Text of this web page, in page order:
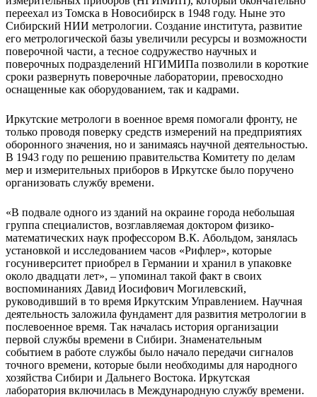
переехал из Томска в Новосибирск в 1948 году. Ныне это
Сибирский НИИ метрологии. Создание института, развитие
его метрологической базы увеличили ресурсы и возможности
поверочной части, а тесное содружество научных и
поверочных подразделений НГИМИПа позволили в короткие
сроки развернуть поверочные лаборатории, превосходно
оснащенные как оборудованием, так и кадрами.
Иркутские метрологи в военное время помогали фронту, не
только проводя поверку средств измерений на предприятиях
оборонного значения, но и занимаясь научной деятельностью.
В 1943 году по решению правительства Комитету по делам
мер и измерительных приборов в Иркутске было поручено
организовать службу времени.
«В подвале одного из зданий на окраине города небольшая
группа специалистов, возглавляемая доктором физико-
математических наук профессором В.К. Абольдом, занялась
установкой и исследованием часов «Рифлер», которые
госуниверситет приобрел в Германии и хранил в упаковке
около двадцати лет», – упоминал такой факт в своих
воспоминаниях Давид Иосифович Могилевский,
руководивший в то время Иркутским Управлением. Научная
деятельность заложила фундамент для развития метрологии в
послевоенное время. Так началась история организации
первой службы времени в Сибири. Знаменательным
событием в работе службы было начало передачи сигналов
точного времени, которые были необходимы для народного
хозяйства Сибири и Дальнего Востока. Иркутская
лаборатория включилась в Международную службу времени.